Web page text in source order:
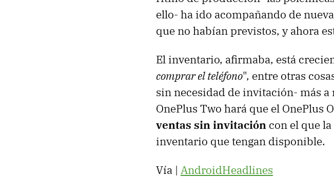
ello- ha ido acompañando de
que no habían previstos, y ahora
El inventario, afirmaba, está
comprar el teléfono", entre otras
sin necesidad de invitación- más a
OnePlus Two hará que el OnePlus
ventas sin invitación con el que
inventario que tengan disponible.
Vía | AndroidHeadlines